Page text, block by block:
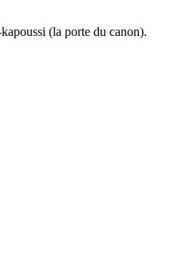
(la porte du canon).